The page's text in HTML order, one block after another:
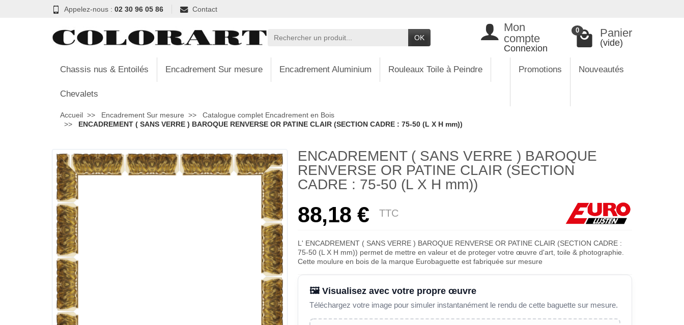
Appelez-nous : 02 30 96 05 86 Contact
OK
Mon
compte
Connexion
0 Panier
(vide)
Chassis nus & Entoilés Encadrement Sur mesure Encadrement Aluminium Rouleaux Toile à Peindre
Chevalets
Promotions Nouveautés
Accueil Encadrement Sur mesure
Catalogue complet Encadrement en Bois
ENCADREMENT ( SANS VERRE ) BAROQUE RENVERSE OR PATINE CLAIR (SECTION CADRE : 75-50 (L X H mm))
ENCADREMENT ( SANS VERRE ) BAROQUE
RENVERSE OR PATINE CLAIR (SECTION
CADRE : 75-50 (L X H mm))
88,18 € TTC
L' ENCADREMENT ( SANS VERRE ) BAROQUE RENVERSE OR PATINE CLAIR (SECTION CADRE :
75-50 (L X H mm)) permet de mettre en valeur et de proteger votre œuvre d'art, toile & photographie.
Cette moulure en bois de la marque Eurobaguette est fabriquée sur mesure
🖼️ Visualisez avec votre propre œuvre
Téléchargez votre image pour simuler instantanément le rendu de cette baguette sur mesure.